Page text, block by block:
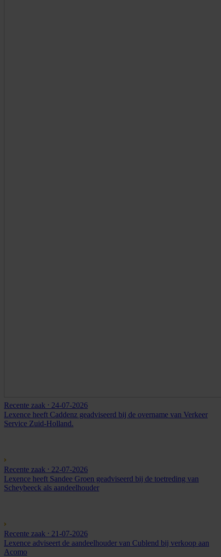
Recente zaak ⸱ 24-07-2026
Lexence heeft Caddenz geadviseerd bij de overname van Verkeer
Service Zuid-Holland.
Recente zaak ⸱ 22-07-2026
Lexence heeft Sandee Groen geadviseerd bij de toetreding van
Scheybeeck als aandeelhouder
Recente zaak ⸱ 21-07-2026
Lexence adviseert de aandeelhouder van Cublend bij verkoop aan
Acomo